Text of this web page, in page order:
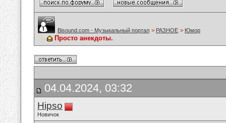
Bisound.com - Музыкальный портал > РАЗНОЕ > Юмор
Просто анекдоты.
04.04.2024, 03:32
Hipso
Новичок